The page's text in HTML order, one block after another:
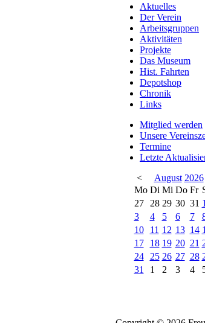
Aktuelles
Der Verein
Arbeitsgruppen
Aktivitäten
Projekte
Das Museum
Hist. Fahrten
Depotshop
Chronik
Links
Mitglied werden
Unsere
Termine
Letzte
<
August 2026
Mo Di Mi Do Fr
27
28 29 30 31 1
3
4 5 6 7
10
11 12 13 14
17
18 19 20 21
24
25 26 27 28
31
1 2 3 4